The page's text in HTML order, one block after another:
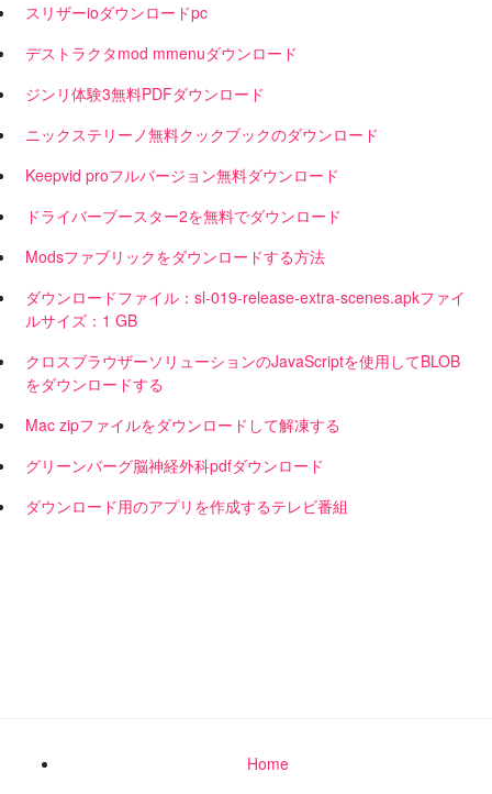
スリザーioダウンロードpc
デストラクタmod mmenuダウンロード
ジンリ体験3無料PDFダウンロード
ニックステリーノ無料クックブックのダウンロード
Keepvid proフルバージョン無料ダウンロード
ドライバーブースター2を無料でダウンロード
Modsファブリックをダウンロードする方法
ダウンロードファイル：sl-019-release-extra-scenes.apkファイ
ルサイズ：1 GB
クロスブラウザーソリューションのJavaScriptを使用してBLOB
をダウンロードする
Mac zipファイルをダウンロードして解凍する
グリーンバーグ脳神経外科pdfダウンロード
ダウンロード用のアプリを作成するテレビ番組
Home